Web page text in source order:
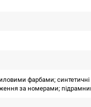
фарбами;
за номерами;